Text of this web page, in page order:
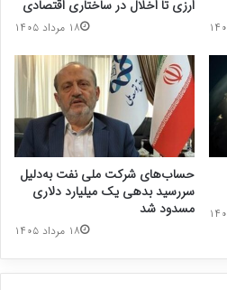
ارزی تا اخلال در ساختاری اقتصادی
۱۸ مرداد ۱۴۰۵
حساب‌های شرکت ملی نفت به‌دلیل
سررسید بدهی یک میلیارد دلاری
مسدود شد
۱۸ مرداد ۱۴۰۵